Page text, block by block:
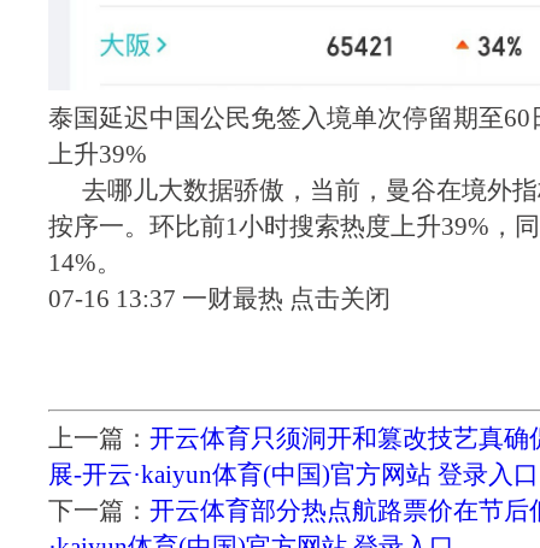
泰国延迟中国公民免签入境单次停留期至
上升39%
去哪儿大数据骄傲，当前，曼谷在境外
按序一。环比前1小时搜索热度上升39%，
14%。
07-16 13:37 一财最热 点击关闭
上一篇： 开云体育只须洞开和篡改技艺真确
展-开云·kaiyun体育(中国)官方网站 登录入口
下一篇： 开云体育部分热点航路票价在节后